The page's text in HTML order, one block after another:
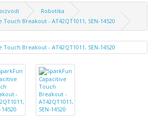
Robotika
Touch Breakout - AT42QT1011, SEN-14520